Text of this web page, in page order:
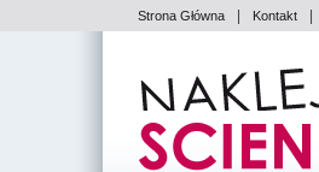
Strona Główna Kontakt